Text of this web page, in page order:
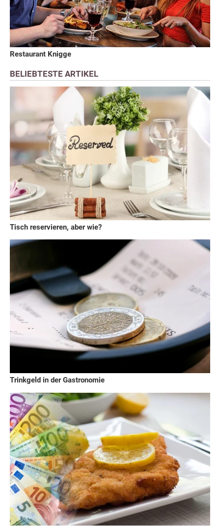
Restaurant Knigge
BELIEBTESTE ARTIKEL
Tisch reservieren, aber wie?
Trinkgeld in der Gastronomie